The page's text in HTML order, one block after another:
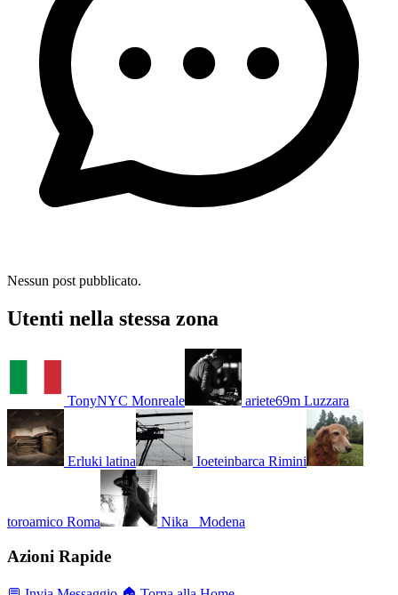
Nessun post pubblicato.
Utenti nella stessa zona
TonyNYC Monreale ariete69m Luzzara
Erluki latina Ioeteinbarca Rimini
toroamico Roma Nika_ Modena
Azioni Rapide